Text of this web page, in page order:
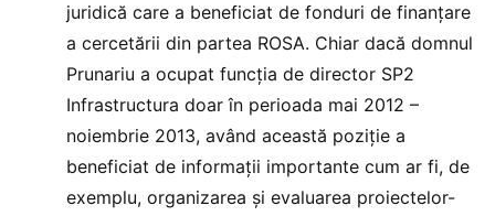
juridică care a beneficiat de fonduri de finanțare
a cercetării din partea ROSA. Chiar dacă domnul
Prunariu a ocupat funcția de director SP2
Infrastructura doar în perioada mai 2012 –
noiembrie 2013, având această poziție a
beneficiat de informații importante cum ar fi, de
exemplu, organizarea și evaluarea proiectelor-